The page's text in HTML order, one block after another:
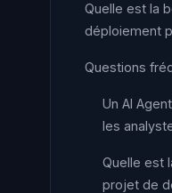
Quelle est la
déploiement
Questions
Un AI
les
Quelle est
projet de